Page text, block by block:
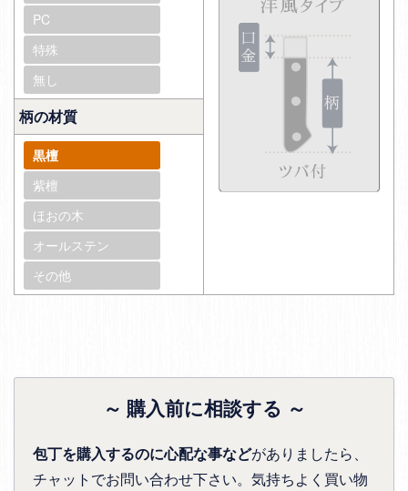
PC
特殊
無し
柄の材質
黒檀
紫檀
ほおの木
オールステン
その他
～ 購入前に相談する ～
包丁を購入するのに心配な事などがありましたら、
チャットでお問い合わせ下さい。気持ちよく買い物